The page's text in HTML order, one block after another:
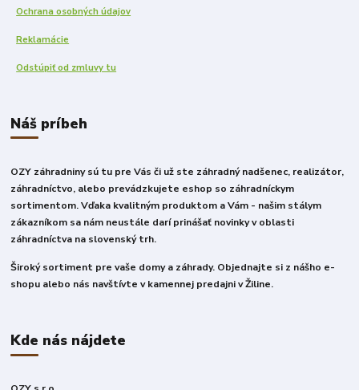
Ochrana osobných údajov
Reklamácie
Odstúpiť od zmluvy tu
Náš príbeh
OZY záhradniny sú tu pre Vás či už ste záhradný nadšenec, realizátor,
záhradníctvo, alebo prevádzkujete eshop so záhradníckym
sortimentom. Vďaka kvalitným produktom a Vám - našim stálym
zákazníkom sa nám neustále darí prinášať novinky v oblasti
záhradníctva na slovenský trh.
Široký sortiment pre vaše domy a záhrady. Objednajte si z nášho e-
shopu alebo nás navštívte v kamennej predajni v Žiline.
Kde nás nájdete